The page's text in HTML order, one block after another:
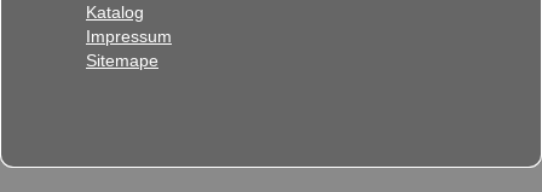
Navigation
überspringen
Katalog
Impressum
Sitemape